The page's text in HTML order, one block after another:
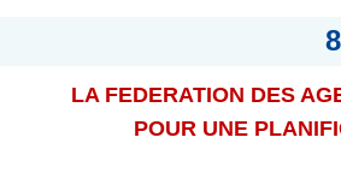
LA FEDERATION DES
POUR UNE